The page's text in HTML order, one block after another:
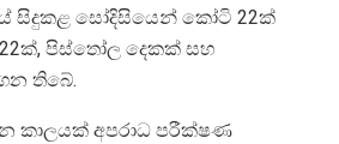
සිදුකළ සෝදිසියෙන් කෝටි 22ක්
පිස්තෝල දෙකක් සහ
තිබේ.
කාලයක් අපරාධ පරීක්ෂණ